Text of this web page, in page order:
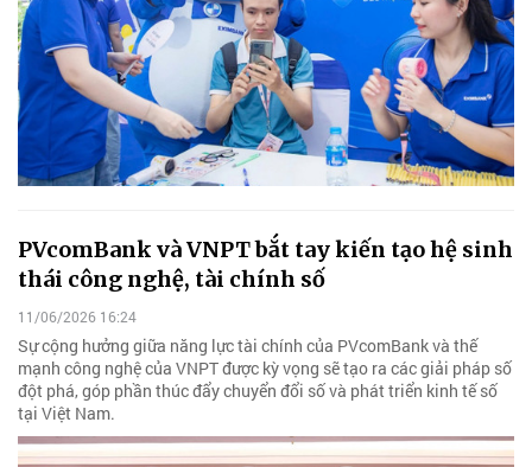
PVcomBank và VNPT bắt tay kiến tạo hệ sinh
thái công nghệ, tài chính số
11/06/2026 16:24
Sự cộng hưởng giữa năng lực tài chính của PVcomBank và thế
mạnh công nghệ của VNPT được kỳ vọng sẽ tạo ra các giải pháp số
đột phá, góp phần thúc đẩy chuyển đổi số và phát triển kinh tế số
tại Việt Nam.